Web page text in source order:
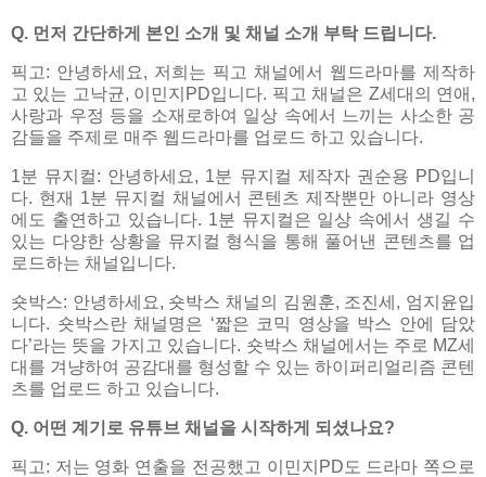
Q. 먼저 간단하게 본인 소개 및 채널 소개 부탁 드립니다.
픽고: 안녕하세요, 저희는 픽고 채널에서 웹드라마를 제작하
고 있는 고낙균, 이민지PD입니다. 픽고 채널은 Z세대의 연애,
사랑과 우정 등을 소재로하여 일상 속에서 느끼는 사소한 공
감들을 주제로 매주 웹드라마를 업로드 하고 있습니다.
1분 뮤지컬: 안녕하세요, 1분 뮤지컬 제작자 권순용 PD입니
다. 현재 1분 뮤지컬 채널에서 콘텐츠 제작뿐만 아니라 영상
에도 출연하고 있습니다. 1분 뮤지컬은 일상 속에서 생길 수
있는 다양한 상황을 뮤지컬 형식을 통해 풀어낸 콘텐츠를 업
로드하는 채널입니다.
숏박스: 안녕하세요, 숏박스 채널의 김원훈, 조진세, 엄지윤입
니다. 숏박스란 채널명은 ‘짧은 코믹 영상을 박스 안에 담았
다’라는 뜻을 가지고 있습니다. 숏박스 채널에서는 주로 MZ세
대를 겨냥하여 공감대를 형성할 수 있는 하이퍼리얼리즘 콘텐
츠를 업로드 하고 있습니다.
Q. 어떤 계기로 유튜브 채널을 시작하게 되셨나요?
픽고: 저는 영화 연출을 전공했고 이민지PD도 드라마 쪽으로